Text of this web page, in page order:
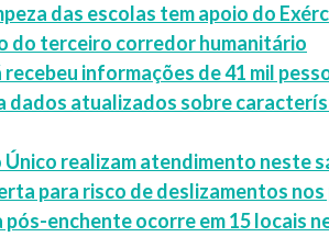
das escolas tem apoio do
do terceiro corredor humanitário
informações de 41 mil
dados atualizados sobre
realizam atendimento neste
para risco de deslizamentos nos
pós-enchente ocorre em 15 locais